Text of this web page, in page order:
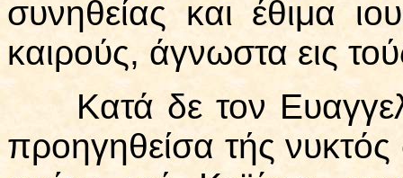
συνηθείας και έθιμα
καιρούς, άγνωστα εις
Κατά δε τον
προηγηθείσα τής νυκτός